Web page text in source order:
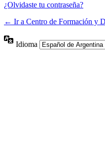
¿Olvidaste tu contraseña?
← Ir a Centro de Formación y
Idioma